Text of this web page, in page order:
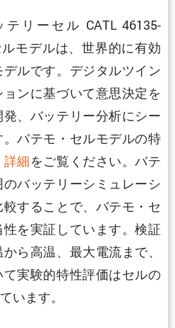
リーセル CATL 46135-
モデルは、世界的に有効
ルです。デジタルツイン
ンに基づいて意思決定を
、バッテリー分析にシー
バテモ・セルモデルの特
詳細をご覧ください。バテ
バッテリーシミュレーシ
することで、バテモ・セ
を実証しています。検証
ら高温、最大電流まで、
実験的特性評価はセルの
います。